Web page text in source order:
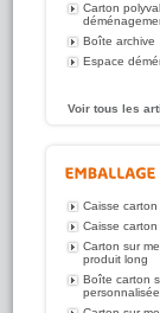
Carton
Boîte archive
Espace
Voir tous les
Caisse carton
Caisse
Carton sur
produit long
Boîte carton
personnalisée